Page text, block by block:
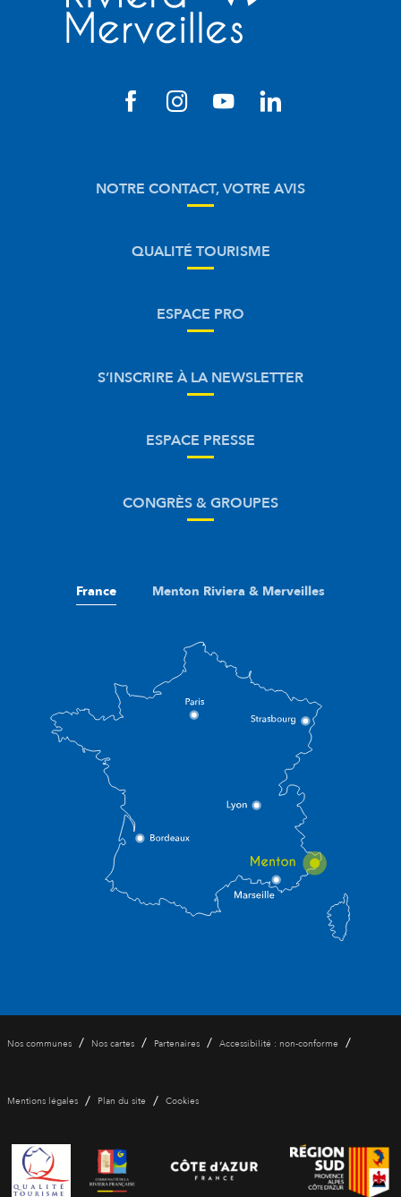
NOTRE CONTACT, VOTRE AVIS
QUALITÉ TOURISME
ESPACE PRO
S’INSCRIRE À LA NEWSLETTER
ESPACE PRESSE
CONGRÈS & GROUPES
France Menton Riviera & Merveilles
Nos communes / Nos cartes / Partenaires / Accessibilité : non-conforme /
Mentions légales / Plan du site / Cookies